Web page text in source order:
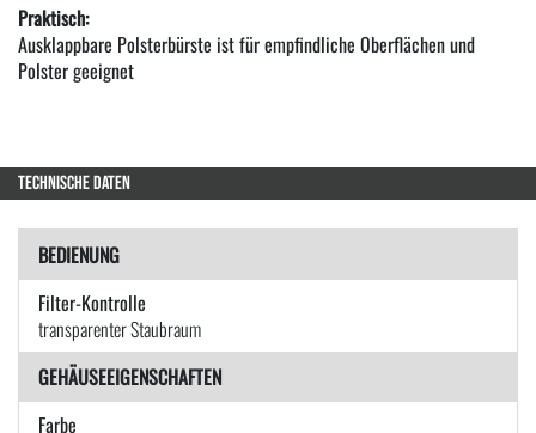
Praktisch:
Ausklappbare Polsterbürste ist für empfindliche Oberflächen und
Polster geeignet
TECHNISCHE DATEN
BEDIENUNG
Filter-Kontrolle
transparenter Staubraum
GEHÄUSEEIGENSCHAFTEN
Farbe